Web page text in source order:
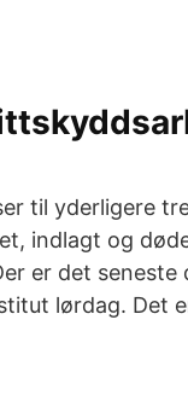
til yderligere
indlagt og
er det
lørdag. Det